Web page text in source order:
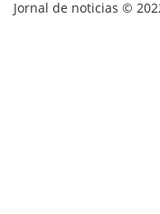
Jornal de noticias ©